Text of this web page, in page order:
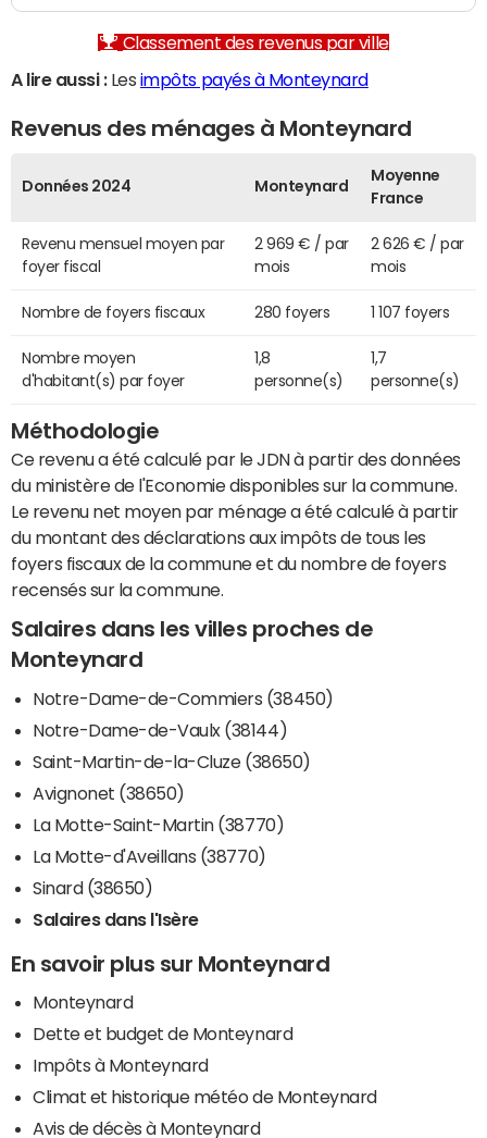
Classement des revenus par ville
A lire aussi :Les impôts payés à Monteynard
Revenus des ménages à Monteynard
Données 2024 Monteynard
Moyenne
France
Revenu mensuel moyen par
foyer fiscal
2 969 € / par
mois
2 626 € / par
mois
Nombre de foyers fiscaux 280 foyers 1 107 foyers
Nombre moyen
d'habitant(s) par foyer
1,8
personne(s)
1,7
personne(s)
Méthodologie
Ce revenu a été calculé par le JDN à partir des données
du ministère de l'Economie disponibles sur la commune.
Le revenu net moyen par ménage a été calculé à partir
du montant des déclarations aux impôts de tous les
foyers fiscaux de la commune et du nombre de foyers
recensés sur la commune.
Salaires dans les villes proches de
Monteynard
Notre-Dame-de-Commiers (38450)
Notre-Dame-de-Vaulx (38144)
Saint-Martin-de-la-Cluze (38650)
Avignonet (38650)
La Motte-Saint-Martin (38770)
La Motte-d'Aveillans (38770)
Sinard (38650)
Salaires dans l'Isère
En savoir plus sur Monteynard
Monteynard
Dette et budget de Monteynard
Impôts à Monteynard
Climat et historique météo de Monteynard
Avis de décès à Monteynard